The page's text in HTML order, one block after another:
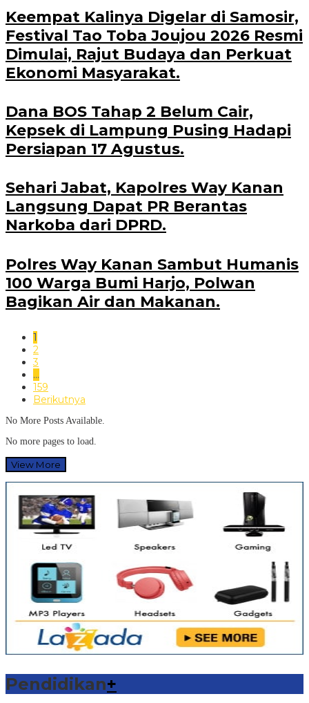
Keempat Kalinya Digelar di Samosir,
Festival Tao Toba Joujou 2026 Resmi
Dimulai, Rajut Budaya dan Perkuat
Ekonomi Masyarakat.
Dana BOS Tahap 2 Belum Cair,
Kepsek di Lampung Pusing Hadapi
Persiapan 17 Agustus.
Sehari Jabat, Kapolres Way Kanan
Langsung Dapat PR Berantas
Narkoba dari DPRD.
Polres Way Kanan Sambut Humanis
100 Warga Bumi Harjo, Polwan
Bagikan Air dan Makanan.
1
2
3
…
159
Berikutnya
No More Posts Available.
No more pages to load.
View More
Pendidikan+